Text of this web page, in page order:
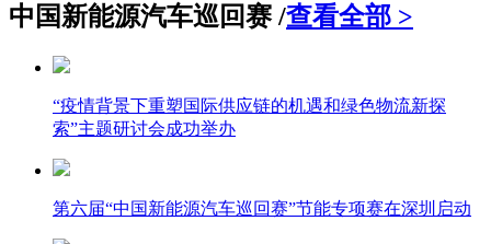
中国新能源汽车巡回赛 /查看全部 >
“疫情背景下重塑国际供应链的机遇和绿色物流新探
索”主题研讨会成功举办
第六届“中国新能源汽车巡回赛”节能专项赛在深圳启动